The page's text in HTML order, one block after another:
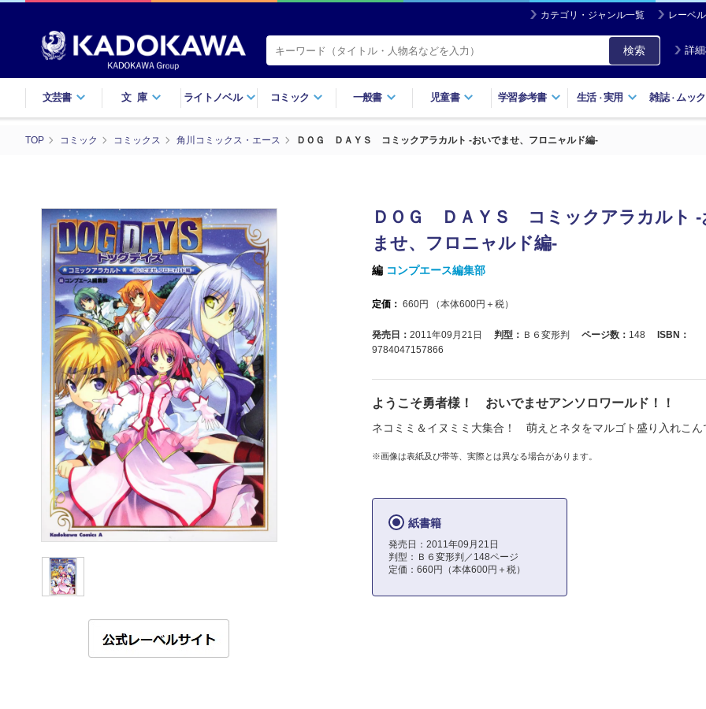
カテゴリ・ジャンル一覧 レーベ
検索 詳
文芸書 文庫 ライトノベル コミック 一般書 児童書 学習参考書 生活・実用 雑誌・ ムック
TOP コミック コミックス 角川コミックス・エース ＤＯＧ ＤＡＹＳ コミックアラカルト ‐おいでませ、フロニャルド編‐
ＤＯＧ ＤＡＹＳ コミックアラカルト ‐
ませ、フロニャルド編‐
編 コンプエース編集部
定価： 660円 （本体600円＋税）
発売日： 2011年09月21日 判型： Ｂ６変形判 ページ数： 148
ISBN：
9784047157866
ようこそ勇者様！ おいでませアンソロワールド！！
ネコミミ＆イヌミミ大集合！ 萌えとネタをマルゴト盛り入れこん
※画像は表紙及び帯等、実際とは異なる場合があります。
紙書籍
発売日：2011年09月21日
判型：Ｂ６変形判／148ページ
定価：660円（本体600円＋税）